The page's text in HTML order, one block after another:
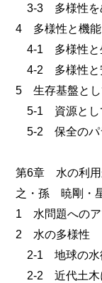
3-3 多様性を
4 多様性と機能
4-1 多様性と
4-2 多様性と
5 生存基盤とし
5-1 資源とし
5-2 保全のパ
第6章 水の利用
之・孫 暁剛・
1 水問題へのア
2 水の多様性
2-1 地球の水
2-2 近代土木